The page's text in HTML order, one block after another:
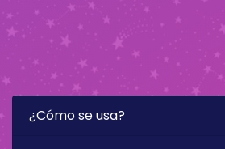
¿Cómo se usa?